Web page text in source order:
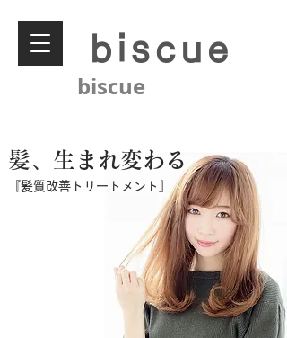
biscue
biscue
​髪、生まれ変わる
『​髪質改善トリートメント』